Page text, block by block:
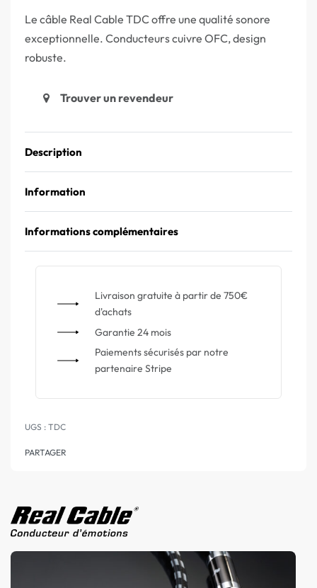
Le câble Real Cable TDC offre une qualité sonore
exceptionnelle. Conducteurs cuivre OFC, design
robuste.
Trouver un revendeur
Description
Information
Informations complémentaires
Livraison gratuite à partir de 750€
d'achats
Garantie 24 mois
Paiements sécurisés par notre
partenaire Stripe
TDC
PARTAGER